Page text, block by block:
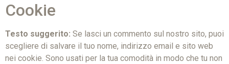
Cookie
Testo suggerito: Se lasci un commento sul nostro sito, puoi
scegliere di salvare il tuo nome, indirizzo email e sito web
nei cookie. Sono usati per la tua comodità in modo che tu non